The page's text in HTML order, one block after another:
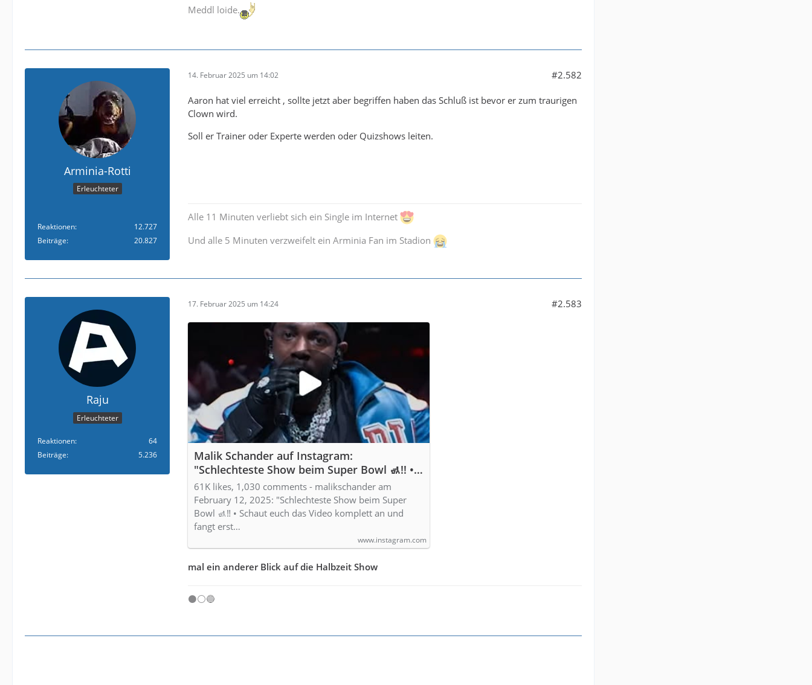
Meddl loide.
Arminia-Rotti
Erleuchteter
Reaktionen
12.727
Beiträge
20.827
14. Februar 2025 um 14:02 #2.582
Aaron hat viel erreicht , sollte jetzt aber begriffen haben das Schluß ist bevor er zum traurigen
Clown wird.
Soll er Trainer oder Experte werden oder Quizshows leiten.
Alle 11 Minuten verliebt sich ein Single im Internet
Und alle 5 Minuten verzweifelt ein Arminia Fan im Stadion
Raju
Erleuchteter
Reaktionen
64
Beiträge
5.236
17. Februar 2025 um 14:24 #2.583
Malik Schander auf Instagram:
"Schlechteste Show beim Super Bowl 🚮‼️ •
Schaut euch das Video komplett an und
fangt erst danach an euch aufzuregen 😂 •
Es ist BTW BlackHistory Month, Liebe
Grüße an die Black Community 🤞🏽 Teilt
61K likes, 1,030 comments - malikschander am
February 12, 2025: "Schlechteste Show beim Super
Bowl 🚮‼️ • Schaut euch das Video komplett an und
fangt erst…
www.instagram.com
mal ein anderer Blick auf die Halbzeit Show
⚫⚪🔵